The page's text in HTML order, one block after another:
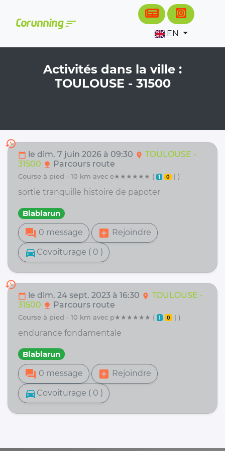
Corunningsort
EN
Activités dans la ville :
TOULOUSE - 31500
history
calendar_today le dim. 7 juin 2026 à 09:30 location_on TOULOUSE -
31500 nature Parcours route
course à pied - 10 km avec e★★★★★★ ( 1 0 | )
sortie tranquille histoire de papoter
Blablarun
forum 0 message add_box Rejoindre
directions_car Covoiturage ( 0 )
history
calendar_today le dim. 24 sept. 2023 à 16:30 location_on TOULOUSE -
31500 nature Parcours route
course à pied - 10 km avec p★★★★★★ ( 1 0 | )
endurance fondamentale
Blablarun
forum 0 message add_box Rejoindre
directions_car Covoiturage ( 0 )